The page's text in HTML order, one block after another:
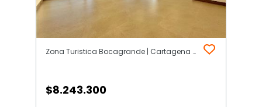
Zona Turistica Bocagrande | Cartagena de Indias
$8.243.300